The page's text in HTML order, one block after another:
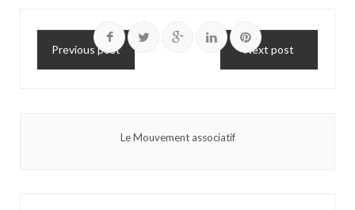
Previous post Next post
Le Mouvement associatif